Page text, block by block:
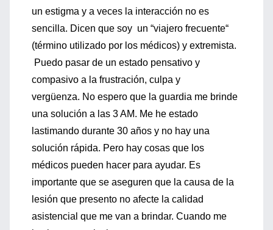
un estigma y a veces la interacción no es
sencilla. Dicen que soy un “viajero frecuente“
(término utilizado por los médicos) y extremista.
Puedo pasar de un estado pensativo y
compasivo a la frustración, culpa y
vergüenza. No espero que la guardia me brinde
una solución a las 3 AM. Me he estado
lastimando durante 30 años y no hay una
solución rápida. Pero hay cosas que los
médicos pueden hacer para ayudar. Es
importante que se aseguren que la causa de la
lesión que presento no afecte la calidad
asistencial que me van a brindar. Cuando me